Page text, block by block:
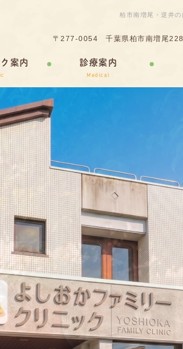
柏市南増尾・逆井
〒277‐0054 千葉県柏市南増尾
案内 診療案内
Medical
添える